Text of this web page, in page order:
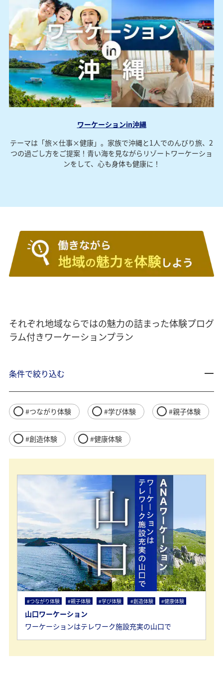
ワーケーションin沖縄
テーマは「旅×仕事×健康」。家族で沖縄と1人でのんびり旅、2
つの過ごし方をご提案！青い海を見ながらリゾートワーケーショ
ンをして、心も身体も健康に！
それぞれ地域ならではの魅力の詰まった体験プログ
ラム付きワーケーションプラン
条件で絞り込む
#つながり体験 #学び体験 #親子体験
#創造体験 #健康体験
#つながり体験 #親子体験 #学び体験 #創造体験 #健康体験
山口ワーケーション
ワーケーションはテレワーク施設充実の山口で